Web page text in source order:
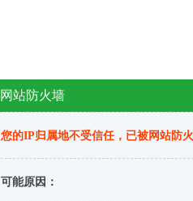
网站防火墙
您的IP归属地不受信任，已被网站防
可能原因：